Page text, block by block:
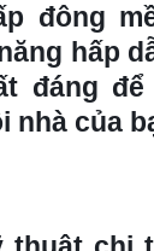
đông
hấp
đáng
nhà của